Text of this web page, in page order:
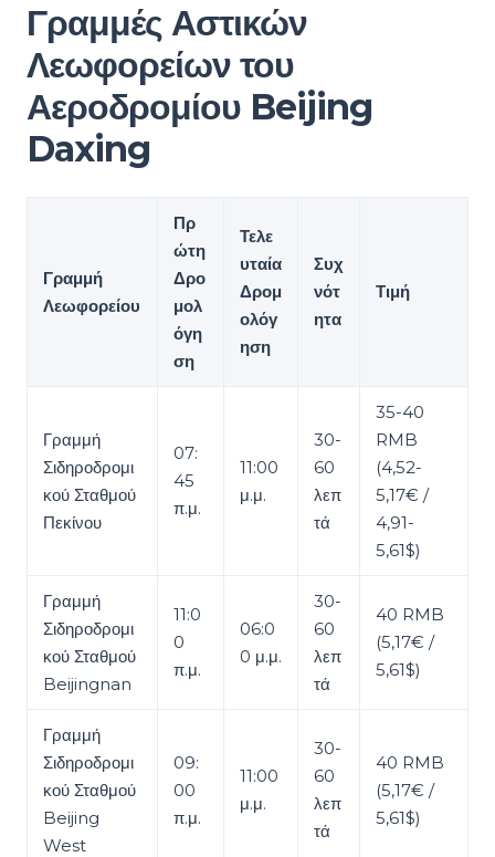
Γραμμές Αστικών
Λεωφορείων του
Αεροδρομίου Beijing
Daxing
Γραμμή
Λεωφορείου
Πρ
ώτη
Δρο
μολ
όγη
ση
Τελε
υταία
Δρομ
ολόγ
ηση
Συχ
νότ
ητα
Τιμή
Γραμμή
Σιδηροδρομι
κού Σταθμού
Πεκίνου
07:
45
π.μ.
11:00
μ.μ.
30-
60
λεπ
τά
35-40
RMB
(4,52-
5,17€ /
4,91-
5,61$)
Γραμμή
Σιδηροδρομι
κού Σταθμού
Beijingnan
11:0
0
π.μ.
06:0
0 μ.μ.
30-
60
λεπ
τά
40 RMB
(5,17€ /
5,61$)
Γραμμή
Σιδηροδρομι
κού Σταθμού
Beijing
West
09:
00
π.μ.
11:00
μ.μ.
30-
60
λεπ
τά
40 RMB
(5,17€ /
5,61$)